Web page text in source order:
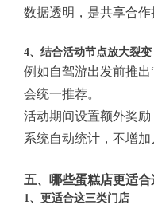
数据透明，是共享合作
4、结合活动节点放大裂变
例如自驾游出发前推
会统一推荐。
活动期间设置额外奖励
系统自动统计，不增加
五、哪些蛋糕店更适
1、更适合这三类门店